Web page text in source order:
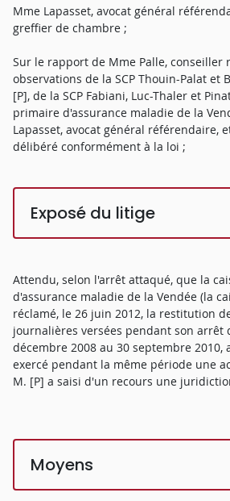
Mme Lapasset, avocat général
greffier de chambre ;
Sur le rapport de Mme Palle, conseiller
observations de la SCP Thouin-Palat et
[P], de la SCP Fabiani, Luc-Thaler et
primaire d'assurance maladie de la
Lapasset, avocat général référendaire,
délibéré conformément à la loi ;
Exposé du litige
Attendu, selon l'arrêt attaqué, que la
d'assurance maladie de la Vendée (la
réclamé, le 26 juin 2012, la restitution
journalières versées pendant son arrêt
décembre 2008 au 30 septembre
exercé pendant la même période une
M. [P] a saisi d'un recours une
Moyens